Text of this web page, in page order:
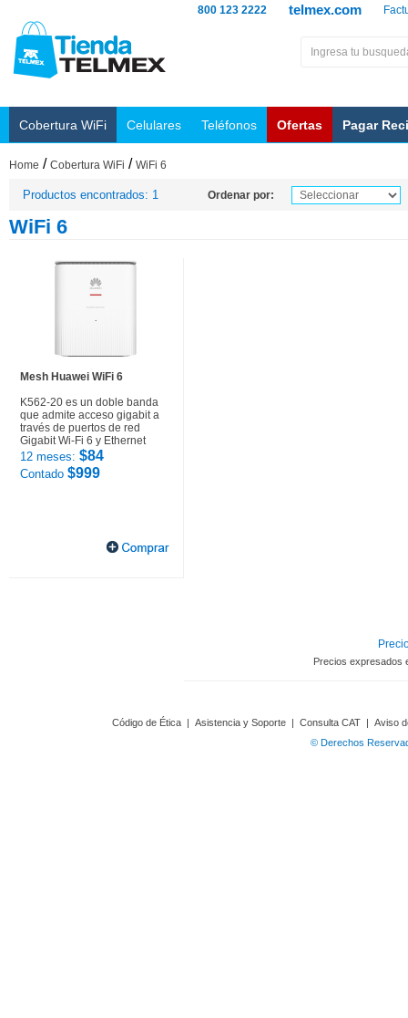
telmex.com
800 123 2222
Cobertura WiFi Celulares Teléfonos Ofertas Pagar
Home / Cobertura WiFi / WiFi 6
Productos encontrados: 1 Ordenar por:
WiFi 6
Mesh Huawei WiFi 6
K562-20 es un doble banda
que admite acceso gigabit a
través de puertos de red
Gigabit Wi-Fi 6 y Ethernet
12 meses: $84
Contado $999
Precios expresados
Código de Ética | Asistencia y Soporte | Consulta CAT | Aviso
© Derechos